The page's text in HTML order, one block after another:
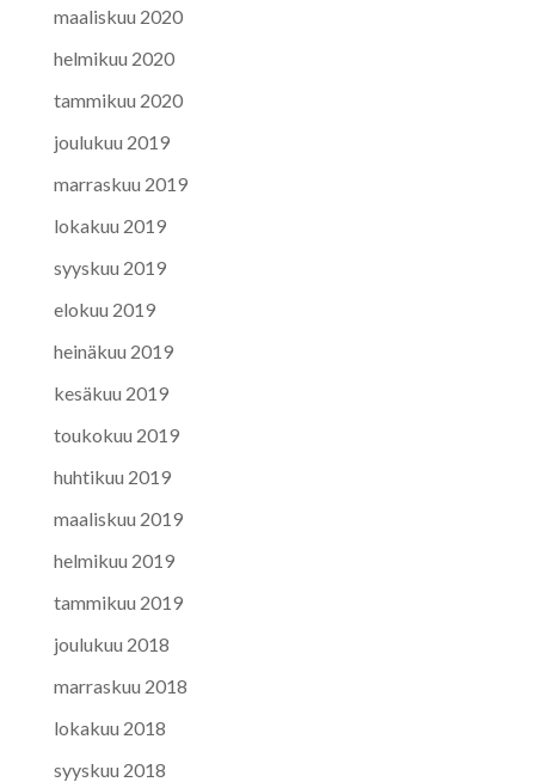
maaliskuu 2020
helmikuu 2020
tammikuu 2020
joulukuu 2019
marraskuu 2019
lokakuu 2019
syyskuu 2019
elokuu 2019
heinäkuu 2019
kesäkuu 2019
toukokuu 2019
huhtikuu 2019
maaliskuu 2019
helmikuu 2019
tammikuu 2019
joulukuu 2018
marraskuu 2018
lokakuu 2018
syyskuu 2018